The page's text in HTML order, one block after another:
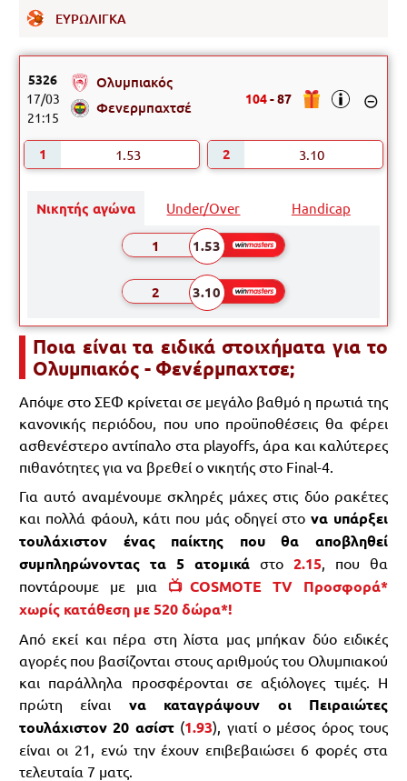
ΕΥΡΩΛΙΓΚΑ
5326
17/03
21:15
Ολυμπιακός
Φενερμπαχτσέ
104-87
1.53 3.10
Νικητής αγώνα Under/Over Handicap
1 1.53
2 3.10
Ποια είναι τα ειδικά στοιχήματα για το
Ολυμπιακός - Φενέρμπαχτσε;
Απόψε στο ΣΕΦ κρίνεται σε μεγάλο βαθμό η πρωτιά της
κανονικής περιόδου, που υπο προϋποθέσεις θα φέρει
ασθενέστερο αντίπαλο στα playoffs, άρα και καλύτερες
πιθανότητες για να βρεθεί ο νικητής στο Final-4.
Για αυτό αναμένουμε σκληρές μάχες στις δύο ρακέτες
και πολλά φάουλ, κάτι που μάς οδηγεί στονα υπάρξει
τουλάχιστον ένας παίκτης που θα αποβληθεί
συμπληρώνοντας τα 5 ατομικά στο 2.15, που θα
ποντάρουμε με μια 📺COSMOTE TV Προσφορά*
χωρίς κατάθεση με 520 δώρα*!
Από εκεί και πέρα στη λίστα μας μπήκαν δύο ειδικές
αγορές που βασίζονται στους αριθμούς του Ολυμπιακού
και παράλληλα προσφέρονται σε αξιόλογες τιμές. Η
πρώτη είναι να καταγράψουν οι Πειραιώτες
τουλάχιστον 20 ασίστ(1.93), γιατί ο μέσος όρος τους
είναι οι 21, ενώ την έχουν επιβεβαιώσει 6 φορές στα
τελευταία 7 ματς.